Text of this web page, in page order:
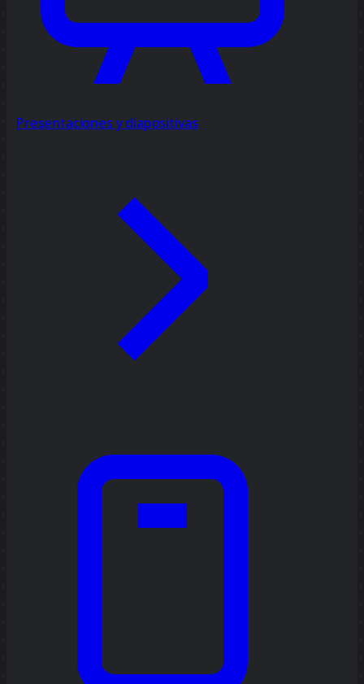
Presentaciones y diapositivas